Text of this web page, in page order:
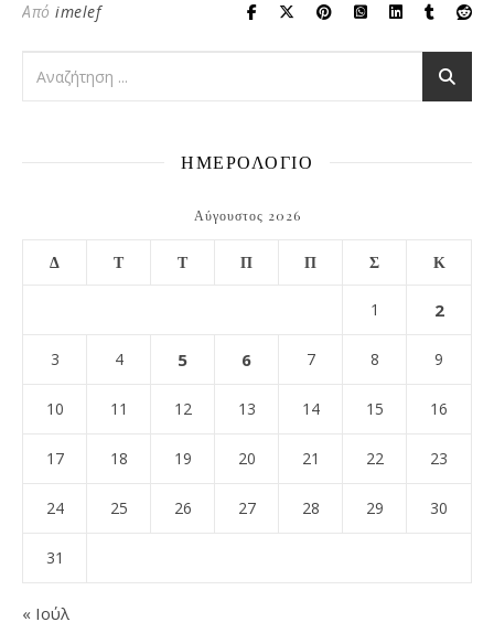
Από imelef
ΗΜΕΡΟΛΟΓΙΟ
Αύγουστος 2026
Δ Τ Τ Π Π Σ Κ
1 2
3 4 5 6 7 8 9
10 11 12 13 14 15 16
17 18 19 20 21 22 23
24 25 26 27 28 29 30
31
« Ιούλ